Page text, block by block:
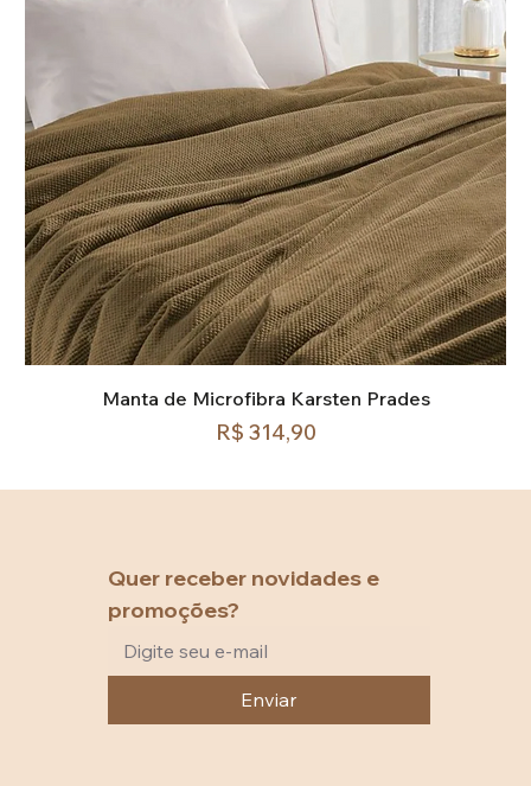
Manta de Microfibra Karsten Prades
Preço
R$ 314,90
Quer receber novidades e
promoções?
Enviar